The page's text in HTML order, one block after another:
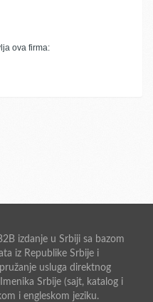
ova firma:
izdanje u Srbiji sa bazom
iz Republike Srbije i
usluga direktnog
Srbije (sajt, katalog i
i engleskom jeziku.